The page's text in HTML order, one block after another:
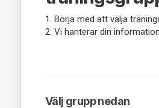
1. Börja med att välja
2. Vi hanterar din
Välj grupp nedan